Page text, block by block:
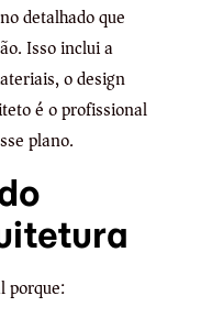
detalhado que
Isso inclui a
o design
é o profissional
plano.
porque: